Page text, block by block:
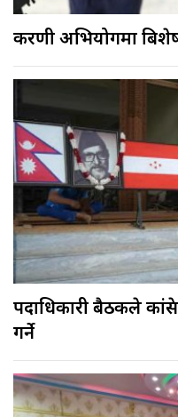
करणी अभियोगमा बिशेष
पदाधिकारी बैठकले
गर्ने